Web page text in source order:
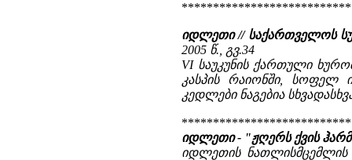
იდლეთი // საქართველოს
2005 წ., გვ.34
VI საუკუნის ქართული
კასპის რაიონში, სოფელ
კედლები ნაგებია
იდლეთი - "ჟღერს ქვის
იდლეთის ნათლისმცემლის